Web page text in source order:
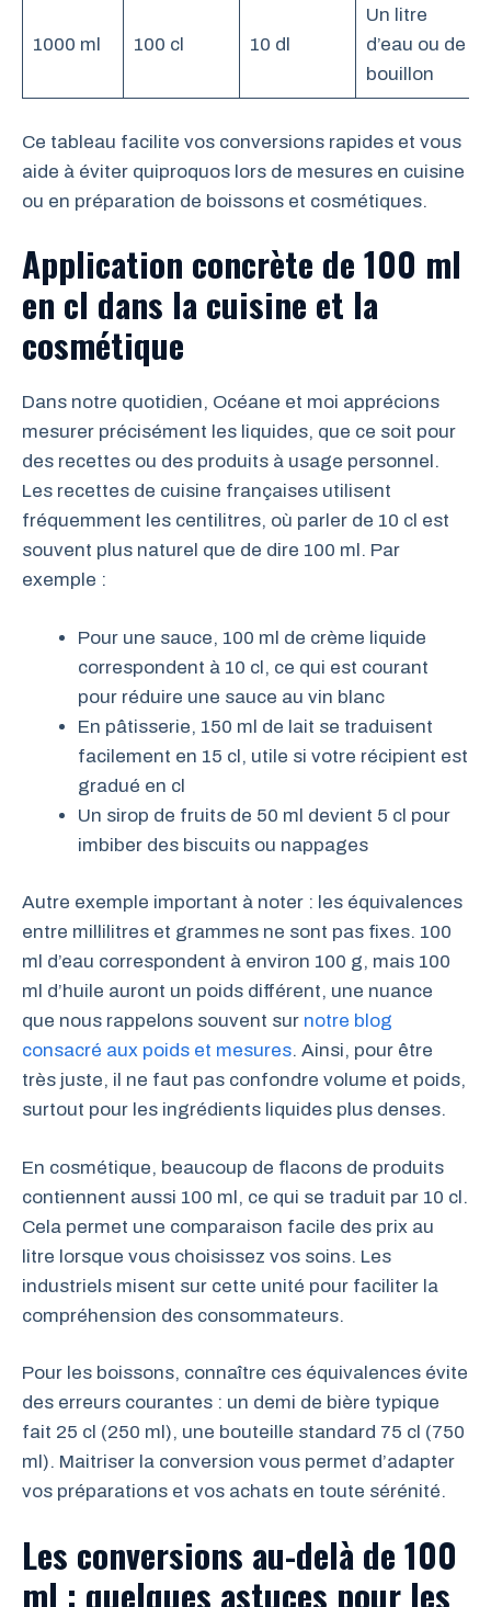
1000 ml 100 cl 10 dl
Un litre
d’eau ou de
bouillon
Ce tableau facilite vos conversions rapides et vous
aide à éviter quiproquos lors de mesures en cuisine
ou en préparation de boissons et cosmétiques.
Application concrète de 100 ml
en cl dans la cuisine et la
cosmétique
Dans notre quotidien, Océane et moi apprécions
mesurer précisément les liquides, que ce soit pour
des recettes ou des produits à usage personnel.
Les recettes de cuisine françaises utilisent
fréquemment les centilitres, où parler de 10 cl est
souvent plus naturel que de dire 100 ml. Par
exemple :
Pour une sauce, 100 ml de crème liquide
correspondent à 10 cl, ce qui est courant
pour réduire une sauce au vin blanc
En pâtisserie, 150 ml de lait se traduisent
facilement en 15 cl, utile si votre récipient est
gradué en cl
Un sirop de fruits de 50 ml devient 5 cl pour
imbiber des biscuits ou nappages
Autre exemple important à noter : les équivalences
entre millilitres et grammes ne sont pas fixes. 100
ml d’eau correspondent à environ 100 g, mais 100
ml d’huile auront un poids différent, une nuance
que nous rappelons souvent sur notre blog
consacré aux poids et mesures. Ainsi, pour être
très juste, il ne faut pas confondre volume et poids,
surtout pour les ingrédients liquides plus denses.
En cosmétique, beaucoup de flacons de produits
contiennent aussi 100 ml, ce qui se traduit par 10 cl.
Cela permet une comparaison facile des prix au
litre lorsque vous choisissez vos soins. Les
industriels misent sur cette unité pour faciliter la
compréhension des consommateurs.
Pour les boissons, connaître ces équivalences évite
des erreurs courantes : un demi de bière typique
fait 25 cl (250 ml), une bouteille standard 75 cl (750
ml). Maitriser la conversion vous permet d’adapter
vos préparations et vos achats en toute sérénité.
Les conversions au-delà de 100
ml : quelques astuces pour les